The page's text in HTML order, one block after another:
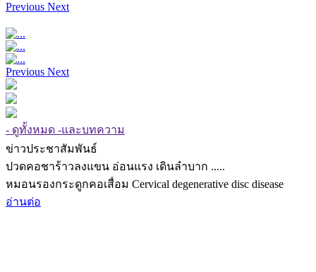
Previous Next
Previous Next
- ดูทั้งหมด -และบทความ
ข่าวประชาสัมพันธ์
ปวดคอชาร้าวลงแขน อ่อนแรง เดินลำบาก .....
หมอนรองกระดูกคอเสื่อม Cervical degenerative disc disease
อ่านต่อ